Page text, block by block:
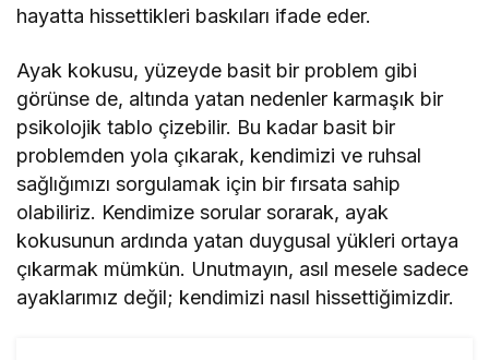
hayatta hissettikleri baskıları ifade eder.
Ayak kokusu, yüzeyde basit bir problem gibi
görünse de, altında yatan nedenler karmaşık bir
psikolojik tablo çizebilir. Bu kadar basit bir
problemden yola çıkarak, kendimizi ve ruhsal
sağlığımızı sorgulamak için bir fırsata sahip
olabiliriz. Kendimize sorular sorarak, ayak
kokusunun ardında yatan duygusal yükleri ortaya
çıkarmak mümkün. Unutmayın, asıl mesele sadece
ayaklarımız değil; kendimizi nasıl hissettiğimizdir.